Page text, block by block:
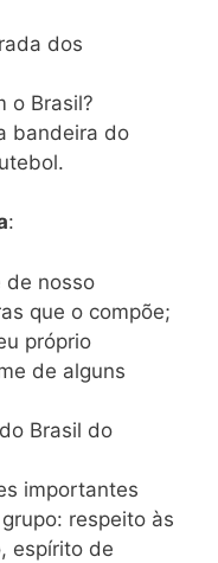
dos
o Brasil?
bandeira do
:
nosso
que o compõe;
próprio
de alguns
Brasil do
importantes
respeito às
espírito de